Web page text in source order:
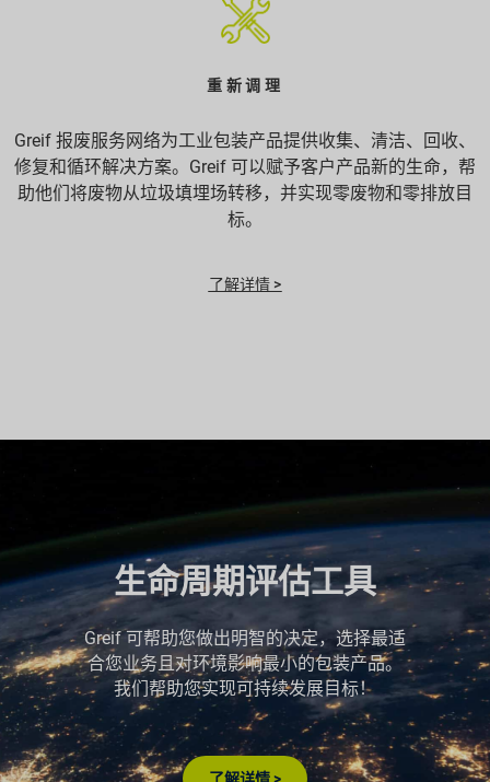
重新调理
Greif 报废服务网络为工业包装产品提供收集、清洁、回收、
修复和循环解决方案。Greif 可以赋予客户产品新的生命，帮
助他们将废物从垃圾填埋场转移，并实现零废物和零排放目
标。
了解详情 >
生命周期评估工具
Greif 可帮助您做出明智的决定，选择最适
合您业务且对环境影响最小的包装产品。
我们帮助您实现可持续发展目标！